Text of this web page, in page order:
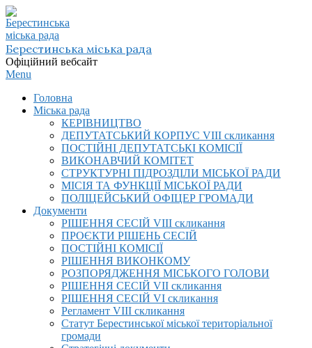
Skip
to
content
Берестинська міська рада
Офіційний вебсайт
Primary
Menu
Menu
Головна
Міська рада
КЕРІВНИЦТВО
ДЕПУТАТСЬКИЙ КОРПУС VIІI скликання
ПОСТІЙНІ ДЕПУТАТСЬКІ КОМІСІЇ
ВИКОНАВЧИЙ КОМІТЕТ
СТРУКТУРНІ ПІДРОЗДІЛИ МІСЬКОЇ РАДИ
МІСІЯ ТА ФУНКЦІЇ МІСЬКОЇ РАДИ
ПОЛІЦЕЙСЬКИЙ ОФІЦЕР ГРОМАДИ
Документи
РІШЕННЯ СЕСІЙ VIІI скликання
ПРОЄКТИ РІШЕНЬ СЕСІЙ
ПОСТІЙНІ КОМІСІЇ
РІШЕННЯ ВИКОНКОМУ
РОЗПОРЯДЖЕННЯ МІСЬКОГО ГОЛОВИ
РІШЕННЯ СЕСІЙ VII скликання
РІШЕННЯ СЕСІЙ VI скликання
Регламент VIІI скликання
Статут Берестинської міської територіальної
громади